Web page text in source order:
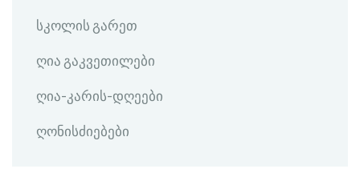
სკოლის გარეთ
ღია გაკვეთილები
ღია-კარის-დღეები
ღონისძიებები